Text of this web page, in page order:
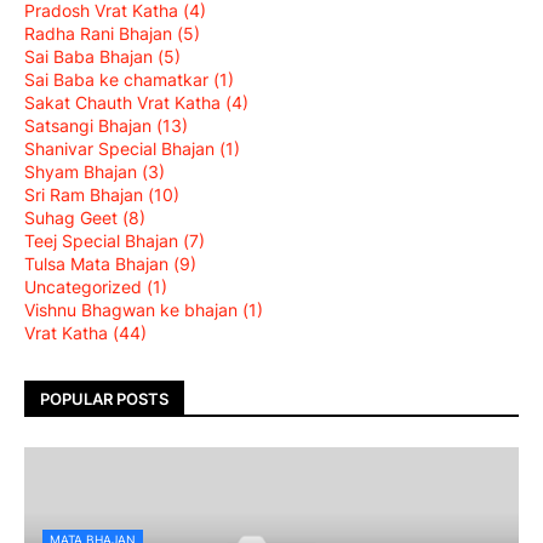
Pradosh Vrat Katha (4)
Radha Rani Bhajan (5)
Sai Baba Bhajan (5)
Sai Baba ke chamatkar (1)
Sakat Chauth Vrat Katha (4)
Satsangi Bhajan (13)
Shanivar Special Bhajan (1)
Shyam Bhajan (3)
Sri Ram Bhajan (10)
Suhag Geet (8)
Teej Special Bhajan (7)
Tulsa Mata Bhajan (9)
Uncategorized (1)
Vishnu Bhagwan ke bhajan (1)
Vrat Katha (44)
POPULAR POSTS
MATA BHAJAN